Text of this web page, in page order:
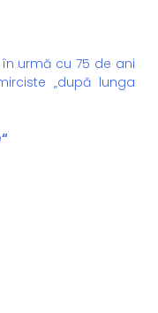
în urmă cu 75 de ani
„după lunga